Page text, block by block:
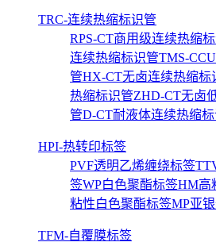
TRC-连续热缩标识管
RPS-CT商用级连续热缩
连续热缩标识管TMS-
管HX-CT无卤连续热缩标
热缩标识管ZHD-CT无卤
管D-CT耐液体连续热缩
HPI-热转印标签
PVF透明乙烯缠绕标签
签WP白色聚酯标签HM高
粘性白色聚酯标签MP亚
TFM-自覆膜标签